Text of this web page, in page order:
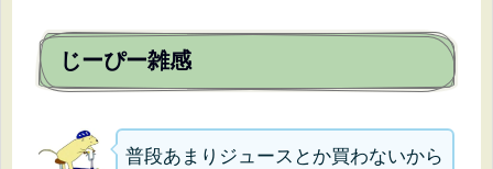
じーぴー雑感
普段あまりジュースとか買わないから